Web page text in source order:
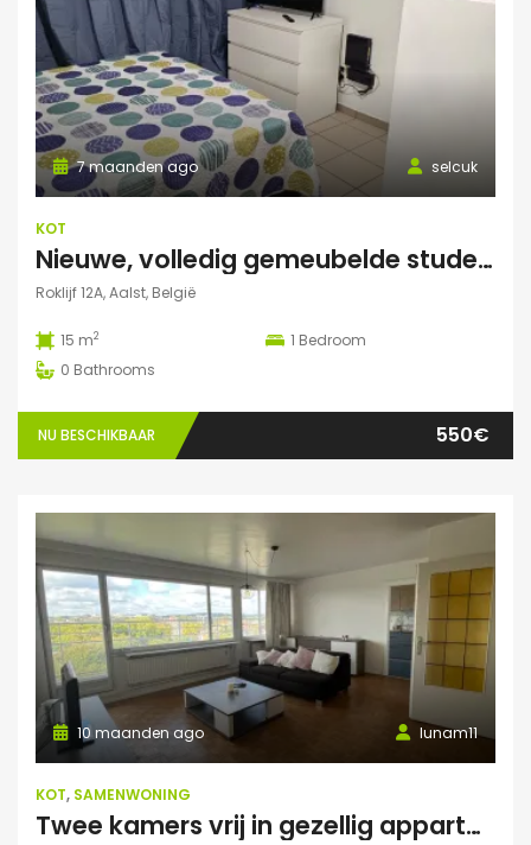
selcuk
7 maanden ago
KOT
Nieuwe, volledig gemeubelde studentenkamers – All-in – €550/maand
Roklijf 12A, Aalst, België
15 m2 1 Bedroom
0 Bathrooms
NU BESCHIKBAAR 550€
lunam11
10 maanden ago
KOT, SAMENWONING
Twee kamers vrij in gezellig appartement in Leuven :)